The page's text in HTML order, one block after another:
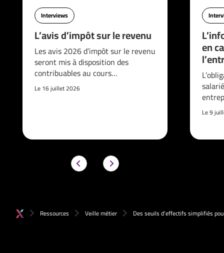
Interviews
L’avis d’impôt sur le revenu
Les avis 2026 d’impôt sur le revenu
seront mis à disposition des
contribuables au cours…
Le 16 juillet 2026
en
Le 9
Ressources Veille métier Des seuils d’effectifs simplifiés